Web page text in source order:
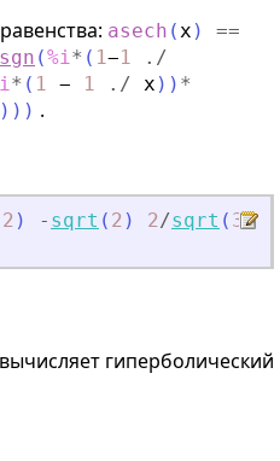
asech (x )
==
(%i* ( 1−1
./
* ( 1 − 1 ./ x ) ) *
) ) ) .
2 ) - sqrt ( 2 ) 2/sqrt ( 3)
гиперболический